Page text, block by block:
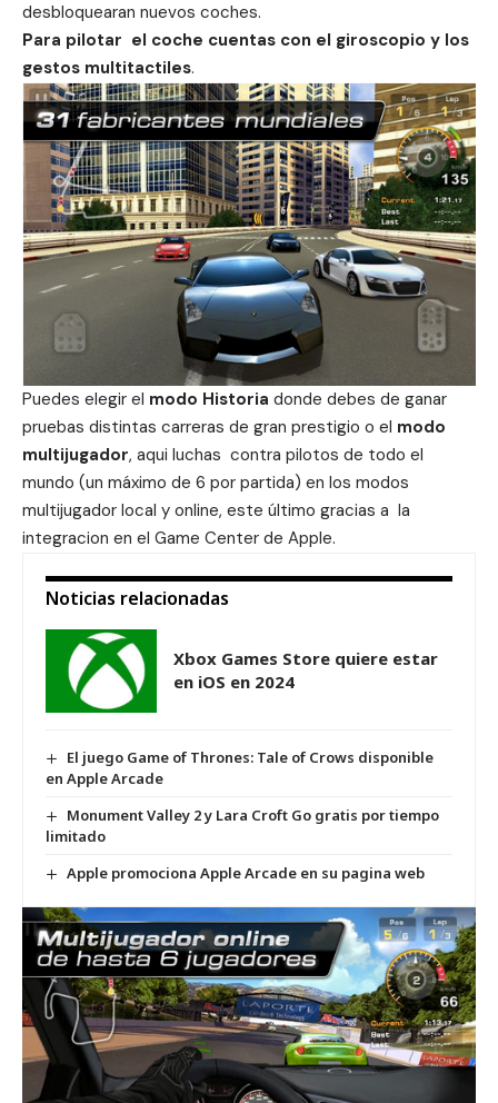
desbloquearan nuevos coches.
Para pilotar el coche cuentas con el giroscopio y los
gestos multitactiles.
Puedes elegir el modo Historia donde debes de ganar
pruebas distintas carreras de gran prestigio o el modo
multijugador, aqui luchas contra pilotos de todo el
mundo (un máximo de 6 por partida) en los modos
multijugador local y online, este último gracias a la
integracion en el Game Center de Apple.
Noticias relacionadas
Xbox Games Store quiere estar
en iOS en 2024
El juego Game of Thrones: Tale of Crows disponible
en Apple Arcade
Monument Valley 2 y Lara Croft Go gratis por tiempo
limitado
Apple promociona Apple Arcade en su pagina web